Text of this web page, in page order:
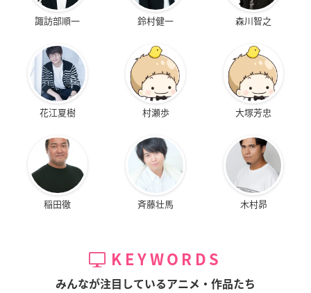
諏訪部順一 鈴村健一 森川智之
花江夏樹 村瀬歩 大塚芳忠
稲田徹 斉藤壮馬 木村昴
KEYWORDS
みんなが注目しているアニメ・作品たち